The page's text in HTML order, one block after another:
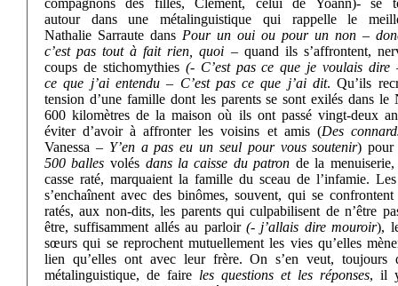
compagnons des filles, Clément, celui de Yoann)- se
autour dans une métalinguistique qui rappelle le
Nathalie Sarraute dans Pour un oui ou pour un non –
c’est pas tout à fait rien, quoi – quand ils s’affrontent,
coups de stichomythies (- C’est pas ce que je voulais dire
ce que j’ai entendu – C’est pas ce que j’ai dit. Qu’ils
tension d’une famille dont les parents se sont exilés dans le
600 kilomètres de la maison où ils ont passé vingt-deux
éviter d’avoir à affronter les voisins et amis (Des
Vanessa – Y’en a pas eu un seul pour vous soutenir)
500 balles volés dans la caisse du patron de la
casse raté, marquaient la famille du sceau de l’infamie. Les
s’enchaînent avec des binômes, souvent, qui se
ratés, aux non-dits, les parents qui culpabilisent de n’être
être, suffisamment allés au parloir (- j’allais dire mouroir),
sœurs qui se reprochent mutuellement les vies qu’elles
lien qu’elles ont avec leur frère. On s’en veut, toujours
métalinguistique, de faire les questions et les réponses, il